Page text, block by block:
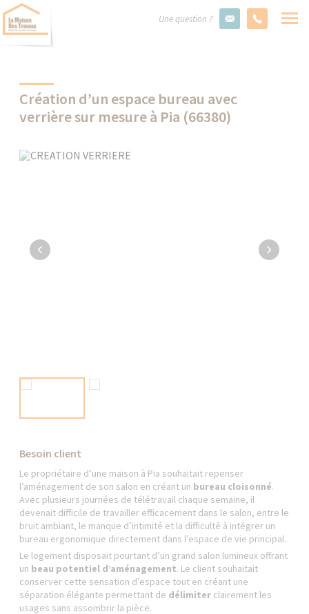
Une question ?
Création d’un espace bureau avec
verrière sur mesure à Pia (66380)
Besoin client
Le propriétaire d’une maison à Pia souhaitait repenser
l’aménagement de son salon en créant un bureau cloisonné.
Avec plusieurs journées de télétravail chaque semaine, il
devenait difficile de travailler efficacement dans le salon, entre le
bruit ambiant, le manque d’intimité et la difficulté à intégrer un
bureau ergonomique directement dans l’espace de vie principal.
Le logement disposait pourtant d’un grand salon lumineux offrant
un beau potentiel d’aménagement. Le client souhaitait
conserver cette sensation d’espace tout en créant une
séparation élégante permettant de délimiter clairement les
usages sans assombrir la pièce.